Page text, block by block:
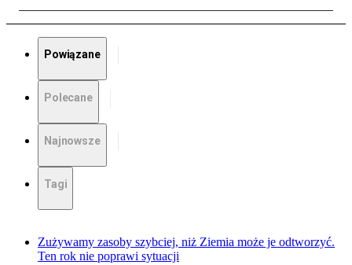
Powiązane
Polecane
Najnowsze
Tagi
Zużywamy zasoby szybciej, niż Ziemia może je odtworzyć.
Ten rok nie poprawi sytuacji